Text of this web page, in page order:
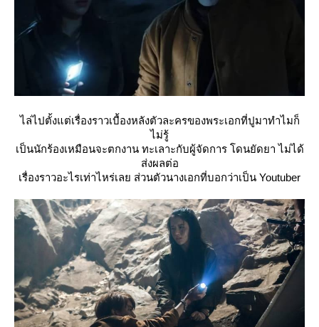
ไล่ไปตั้งแต่เรื่องราวเบื้องหลังตัวละครของพระเอกที่ปูมาทำไมก็
ไม่รู้
เป็นนักร้องเหมือนจะตกงาน ทะเลาะกับผู้จัดการ โดนยัดยา ไม่ได้
ส่งผลต่อ
เรื่องราวอะไรเท่าไหร่เลย ส่วนตัวนางเอกที่บอกว่าเป็น Youtuber